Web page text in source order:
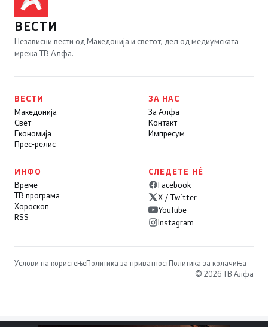
ВЕСТИ
Независни вести од Македонија и светот, дел од медиумската
мрежа ТВ Алфа.
ВЕСТИ
Македонија
Свет
Економија
Прес-релис
ЗА НАС
За Алфа
Контакт
Импресум
ИНФО
Време
ТВ програма
Хороскоп
RSS
СЛЕДЕТЕ НÉ
Facebook
X / Twitter
YouTube
Instagram
Услови на користењеПолитика за приватностПолитика за колачиња
© 2026 ТВ Алфа